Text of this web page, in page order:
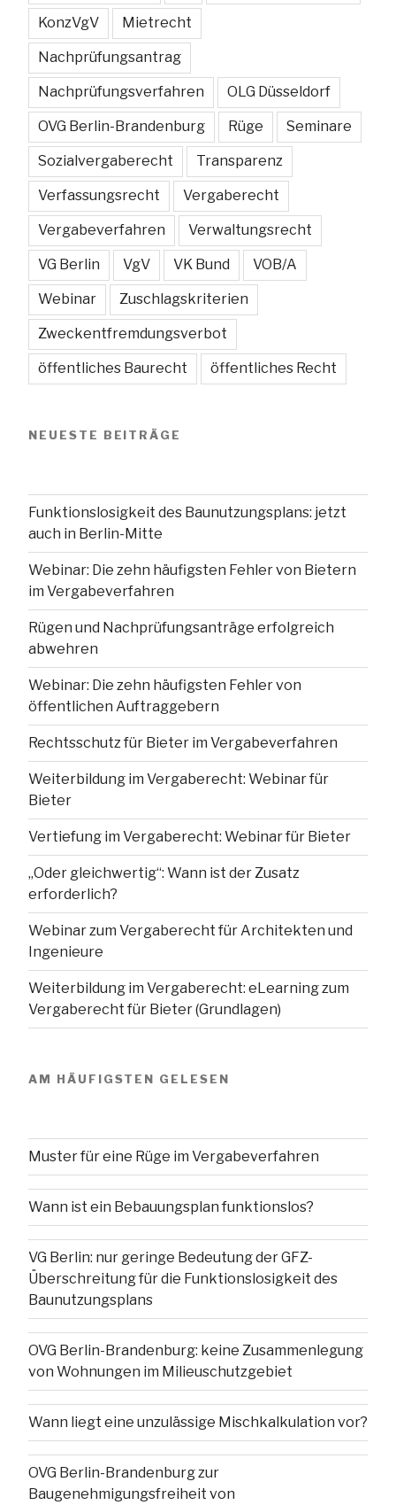
KonzVgV Mietrecht
Nachprüfungsantrag
Nachprüfungsverfahren OLG Düsseldorf
OVG Berlin-Brandenburg Rüge Seminare
Sozialvergaberecht Transparenz
Verfassungsrecht Vergaberecht
Vergabeverfahren Verwaltungsrecht
VG Berlin VgV VK Bund VOB/A
Webinar Zuschlagskriterien
Zweckentfremdungsverbot
öffentliches Baurecht öffentliches Recht
NEUESTE BEITRÄGE
Funktionslosigkeit des Baunutzungsplans: jetzt
auch in Berlin-Mitte
Webinar: Die zehn häufigsten Fehler von Bietern
im Vergabeverfahren
Rügen und Nachprüfungsanträge erfolgreich
abwehren
Webinar: Die zehn häufigsten Fehler von
öffentlichen Auftraggebern
Rechtsschutz für Bieter im Vergabeverfahren
Weiterbildung im Vergaberecht: Webinar für
Bieter
Vertiefung im Vergaberecht: Webinar für Bieter
„Oder gleichwertig“: Wann ist der Zusatz
erforderlich?
Webinar zum Vergaberecht für Architekten und
Ingenieure
Weiterbildung im Vergaberecht: eLearning zum
Vergaberecht für Bieter (Grundlagen)
AM HÄUFIGSTEN GELESEN
Muster für eine Rüge im Vergabeverfahren
Wann ist ein Bebauungsplan funktionslos?
VG Berlin: nur geringe Bedeutung der GFZ-
Überschreitung für die Funktionslosigkeit des
Baunutzungsplans
OVG Berlin-Brandenburg: keine Zusammenlegung
von Wohnungen im Milieuschutzgebiet
Wann liegt eine unzulässige Mischkalkulation vor?
OVG Berlin-Brandenburg zur
Baugenehmigungsfreiheit von